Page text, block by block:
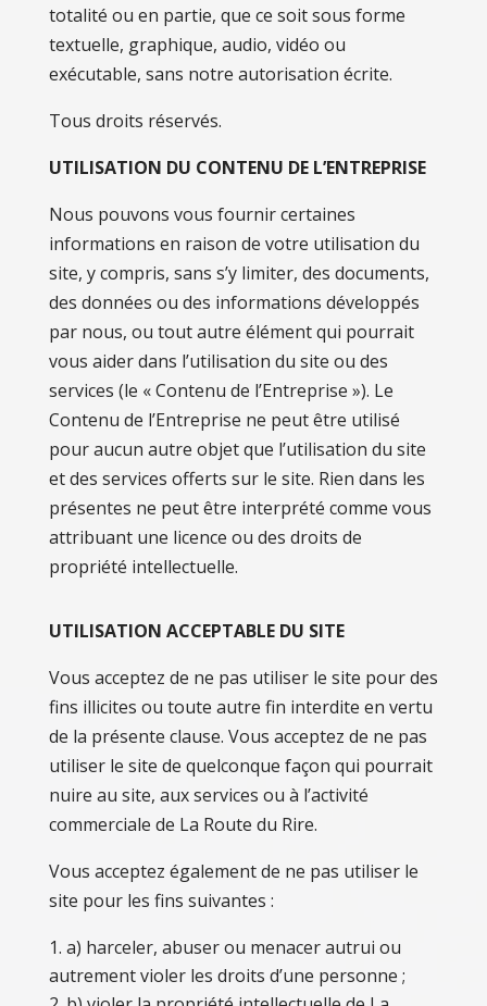
totalité ou en partie, que ce soit sous forme
textuelle, graphique, audio, vidéo ou
exécutable, sans notre autorisation écrite.
Tous droits réservés.
UTILISATION DU CONTENU DE L’ENTREPRISE
Nous pouvons vous fournir certaines
informations en raison de votre utilisation du
site, y compris, sans s’y limiter, des documents,
des données ou des informations développés
par nous, ou tout autre élément qui pourrait
vous aider dans l’utilisation du site ou des
services (le « Contenu de l’Entreprise »). Le
Contenu de l’Entreprise ne peut être utilisé
pour aucun autre objet que l’utilisation du site
et des services offerts sur le site. Rien dans les
présentes ne peut être interprété comme vous
attribuant une licence ou des droits de
propriété intellectuelle.
UTILISATION ACCEPTABLE DU SITE
Vous acceptez de ne pas utiliser le site pour des
fins illicites ou toute autre fin interdite en vertu
de la présente clause. Vous acceptez de ne pas
utiliser le site de quelconque façon qui pourrait
nuire au site, aux services ou à l’activité
commerciale de La Route du Rire.
Vous acceptez également de ne pas utiliser le
site pour les fins suivantes :
a) harceler, abuser ou menacer autrui ou
autrement violer les droits d’une personne ;